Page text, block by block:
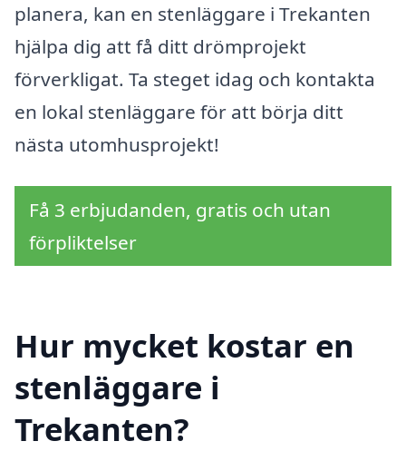
planera, kan en stenläggare i Trekanten
hjälpa dig att få ditt drömprojekt
förverkligat. Ta steget idag och kontakta
en lokal stenläggare för att börja ditt
nästa utomhusprojekt!
Få 3 erbjudanden, gratis och utan
förpliktelser
Hur mycket kostar en
stenläggare i
Trekanten?